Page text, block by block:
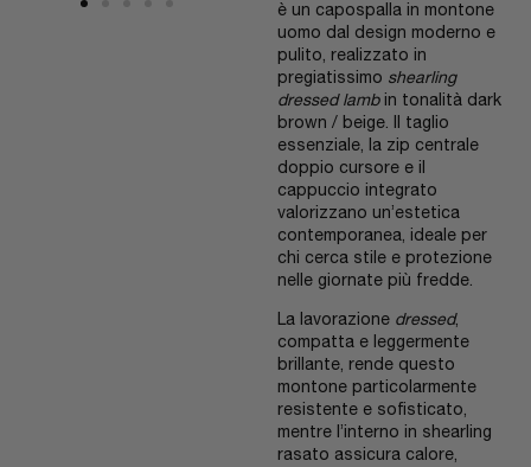
è un capospalla in montone
uomo dal design moderno e
pulito, realizzato in
pregiatissimo shearling
dressed lambin tonalità dark
brown / beige. Il taglio
essenziale, la zip centrale
doppio cursore e il
cappuccio integrato
valorizzano un’estetica
contemporanea, ideale per
chi cerca stile e protezione
nelle giornate più fredde.
La lavorazione dressed,
compatta e leggermente
brillante, rende questo
montone particolarmente
resistente e sofisticato,
mentre l’interno in shearling
rasato assicura calore,